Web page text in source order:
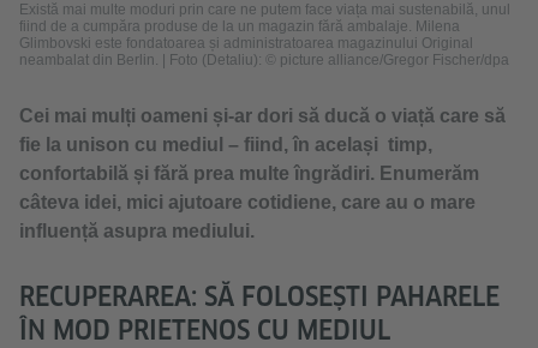
Există mai multe moduri prin care ne putem face viața mai sustenabilă, unul
fiind de a cumpăra produse de la un magazin fără ambalaje. Milena
Glimbovski este fondatoarea și administratoarea magazinului Original
neambalat din Berlin.
Foto (Detaliu): © picture alliance/Gregor Fischer/dpa
Cei mai mulți oameni și-ar dori să ducă o viață care să
fie la unison cu mediul – fiind, în același timp,
confortabilă și fără prea multe îngrădiri. Enumerăm
câteva idei, mici ajutoare cotidiene, care au o mare
influență asupra mediului.
RECUPERAREA: SĂ FOLOSEȘTI PAHARELE
ÎN MOD PRIETENOS CU MEDIUL